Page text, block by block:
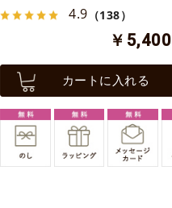
4.9 （138）
￥5,400
カートに入れる